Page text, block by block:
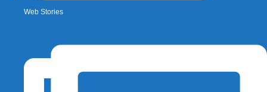
Web Stories